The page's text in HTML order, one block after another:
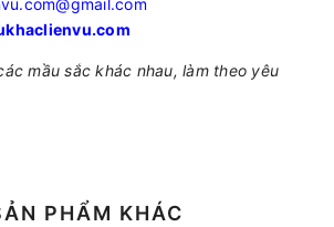
mầu sắc khác nhau, làm theo yêu
PHẨM KHÁC